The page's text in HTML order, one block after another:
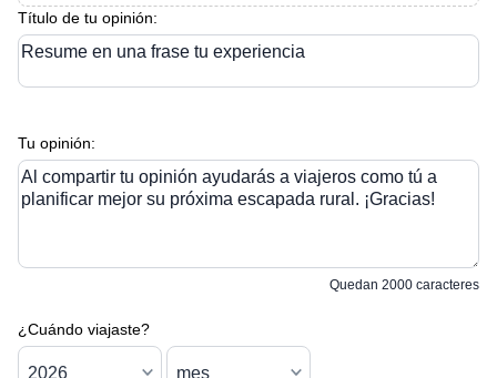
Título de tu opinión:
Resume en una frase tu experiencia
Tu opinión:
Al compartir tu opinión ayudarás a viajeros como tú a
planificar mejor su próxima escapada rural. ¡Gracias!
Quedan 2000 caracteres
¿Cuándo viajaste?